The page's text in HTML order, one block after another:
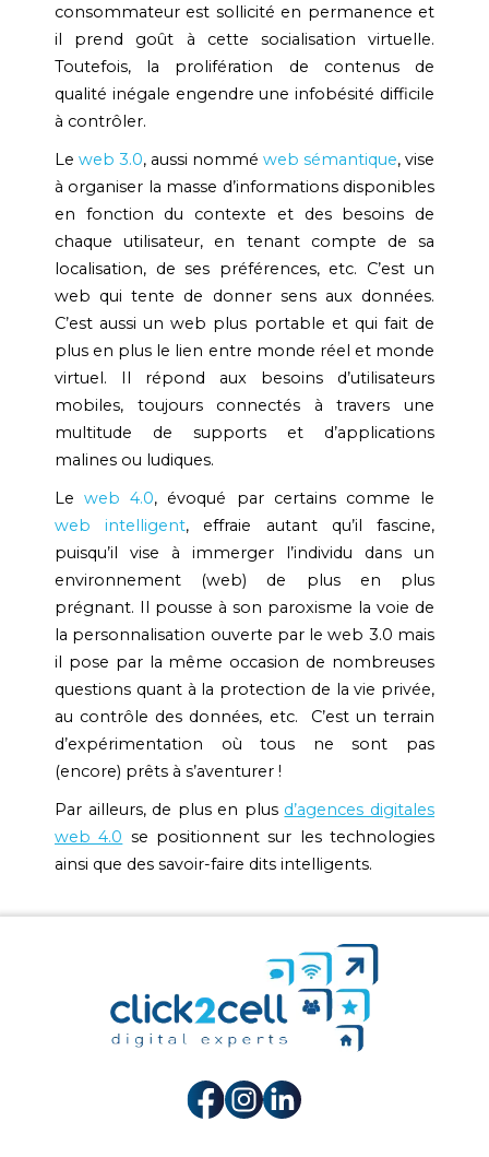
consommateur est sollicité en permanence et
il prend goût à cette socialisation virtuelle.
Toutefois, la prolifération de contenus de
qualité inégale engendre une infobésité difficile
à contrôler.
Le web 3.0, aussi nommé web sémantique, vise
à organiser la masse d’informations disponibles
en fonction du contexte et des besoins de
chaque utilisateur, en tenant compte de sa
localisation, de ses préférences, etc. C’est un
web qui tente de donner sens aux données.
C’est aussi un web plus portable et qui fait de
plus en plus le lien entre monde réel et monde
virtuel. Il répond aux besoins d’utilisateurs
mobiles, toujours connectés à travers une
multitude de supports et d’applications
malines ou ludiques.
Leweb 4.0, évoqué par certains comme le
web intelligent, effraie autant qu’il fascine,
puisqu’il vise à immerger l’individu dans un
environnement (web) de plus en plus
prégnant. Il pousse à son paroxisme la voie de
la personnalisation ouverte par le web 3.0 mais
il pose par la même occasion de nombreuses
questions quant à la protection de la vie privée,
au contrôle des données, etc. C’est un terrain
d’expérimentation où tous ne sont pas
(encore) prêts à s’aventurer !
Par ailleurs, de plus en plus d’agences digitales
web 4.0 se positionnent sur les technologies
ainsi que des savoir-faire dits intelligents.